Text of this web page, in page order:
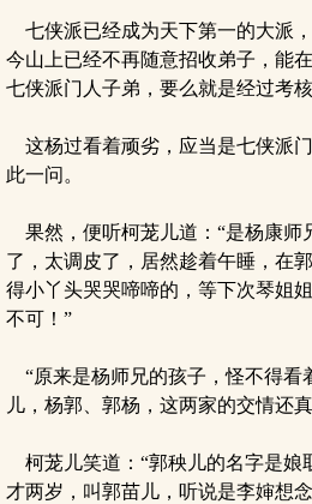
七侠派已经成为天下第一的大派
今山上已经不再随意招收弟子，能
七侠派门人子弟，要么就是经过考
这杨过看着顽劣，应当是七侠派
此一问。
果然，便听柯茏儿道：“是杨康师
了，太调皮了，居然趁着午睡，在
得小丫头哭哭啼啼的，等下次琴姐
不可！”
“原来是杨师兄的孩子，怪不得看
儿，杨郭、郭杨，这两家的交情还
柯茏儿笑道：“郭秧儿的名字是娘
才两岁，叫郭苗儿，听说是李婶想